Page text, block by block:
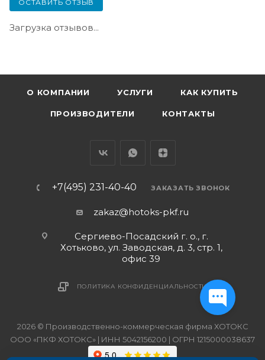
ОСТАВИТЬ ОТЗЫВ
Загрузка отзывов...
О КОМПАНИИ УСЛУГИ КАК КУПИТЬ
ПРОИЗВОДИТЕЛИ КОНТАКТЫ
+7(495) 231-40-40 ЗАКАЗАТЬ ЗВОНОК
zakaz@hotoks-pkf.ru
Сергиево-Посадский г. о., г.
Хотьково, ул. Заводская, д. 3, стр. 1,
офис 39
ПОЛИТИКА КОНФИДЕНЦИАЛЬНОСТИ
2026 © Производственно-коммерческая фирма ХОТОКС
ООО «ПКФ ХОТОКС» | ИНН 5042156200 | ОГРН 1215000038637